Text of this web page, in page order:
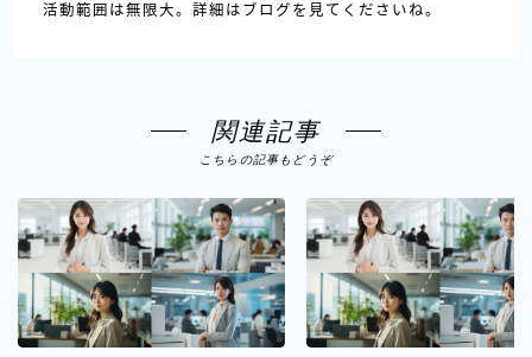
活動範囲は無限大。詳細はブログを見てくださいね。
関連記事
こちらの記事もどうぞ